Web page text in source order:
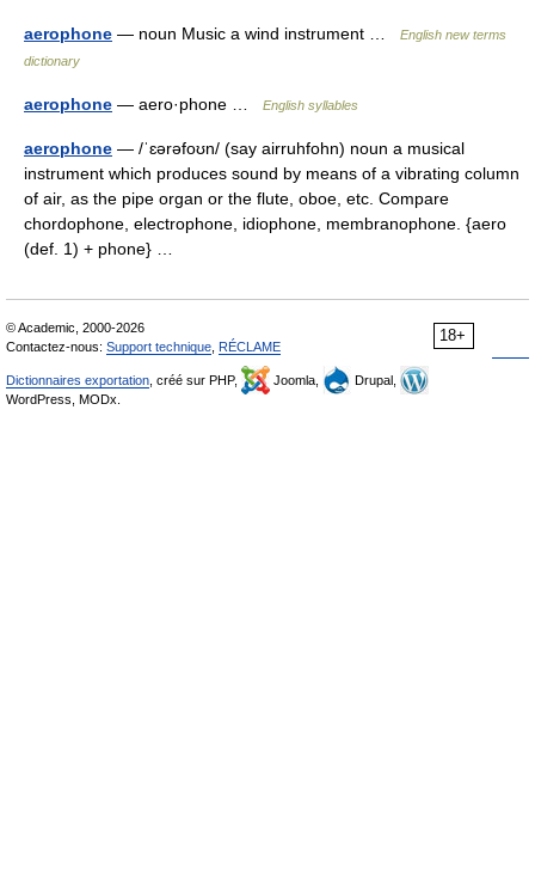
aerophone — noun Music a wind instrument …
English new terms
dictionary
aerophone — aero·phone … English syllables
aerophone — /ˈɛərəfoʊn/ (say airruhfohn) noun a musical
instrument which produces sound by means of a vibrating column
of air, as the pipe organ or the flute, oboe, etc. Compare
chordophone, electrophone, idiophone, membranophone. {aero
(def. 1) + phone} …
18+
© Academic, 2000-2026
Contactez-nous: Support technique RÉCLAME
Dictionnaires exportation , créé sur PHP, Joomla,
Drupal,
WordPress, MODx.